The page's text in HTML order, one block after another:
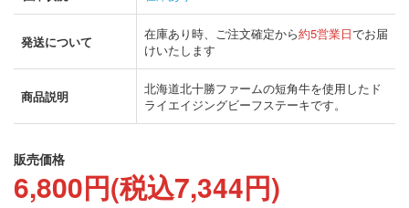
発送について 在庫あり時、ご注文確定から約5営業日でお届
けいたします
商品説明
北海道北十勝ファームの短角牛を使用したド
ライエイジングビーフステーキです。
販売価格
6,800円(税込7,344円)